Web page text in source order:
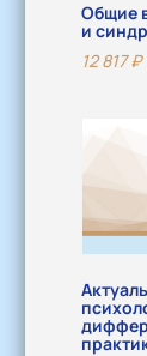
Общие
и
12 817₽